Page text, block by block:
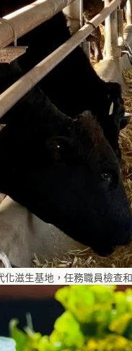
滋生基地，任務職員檢查